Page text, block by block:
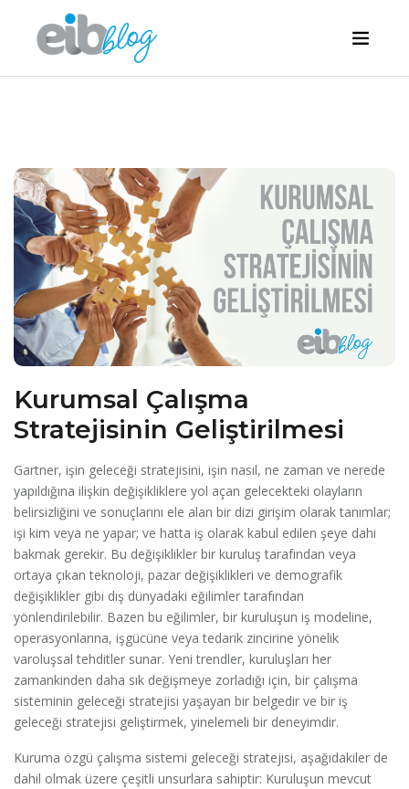
Kurumsal Çalışma
Stratejisinin Geliştirilmesi
Gartner, işin geleceği stratejisini, işin nasıl, ne zaman ve nerede
yapıldığına ilişkin değişikliklere yol açan gelecekteki olayların
belirsizliğini ve sonuçlarını ele alan bir dizi girişim olarak tanımlar;
işi kim veya ne yapar; ve hatta iş olarak kabul edilen şeye dahi
bakmak gerekir. Bu değişiklikler bir kuruluş tarafından veya
ortaya çıkan teknoloji, pazar değişiklikleri ve demografik
değişiklikler gibi dış dünyadaki eğilimler tarafından
yönlendirilebilir. Bazen bu eğilimler, bir kuruluşun iş modeline,
operasyonlarına, işgücüne veya tedarik zincirine yönelik
varoluşsal tehditler sunar. Yeni trendler, kuruluşları her
zamankinden daha sık değişmeye zorladığı için, bir çalışma
sisteminin geleceği stratejisi yaşayan bir belgedir ve bir iş
geleceği stratejisi geliştirmek, yinelemeli bir deneyimdir.
Kuruma özgü çalışma sistemi geleceği stratejisi, aşağıdakiler de
dahil olmak üzere çeşitli unsurlara sahiptir: Kuruluşun mevcut